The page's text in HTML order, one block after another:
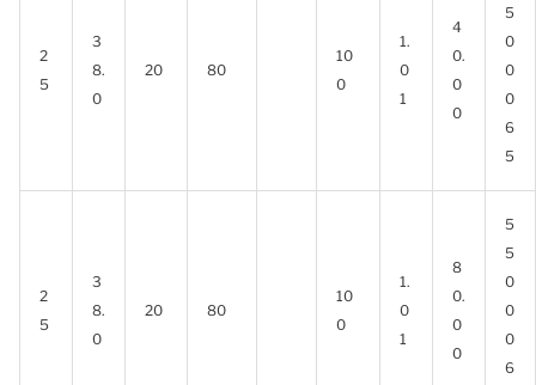
2
5
3
8.
0
20 80
10
0
1.
0
1
4
0.
0
0
5
0
0
0
6
5
2
5
3
8.
0
20 80
10
0
1.
0
1
8
0.
0
0
5
5
0
0
0
6